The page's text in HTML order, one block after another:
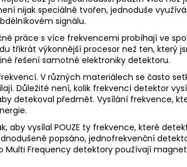
nijak speciálně tvořen, jednoduše
signálu.
práce s více frekvencemi probíhají ve
třikrát výkonnější procesor než ten, který
řešení samotné elektroniky detektoru.
V různých materiálech se často
Důležité není, kolik frekvencí detektor
detekoval předmět. Vysílání frekvence,
aby vysílal POUZE ty frekvence, které
popsáno, jednofrekvenční
Frequency detektory používají